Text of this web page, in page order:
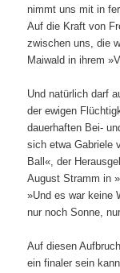
nimmt uns mit in
Auf die Kraft von
zwischen uns, die
Maiwald in ihrem
Und natürlich darf
der ewigen
dauerhaften Bei-
sich etwa Gabriele
Ball«, der
August Stramm in
»Und es war keine
nur noch Sonne,
Auf diesen
ein finaler sein